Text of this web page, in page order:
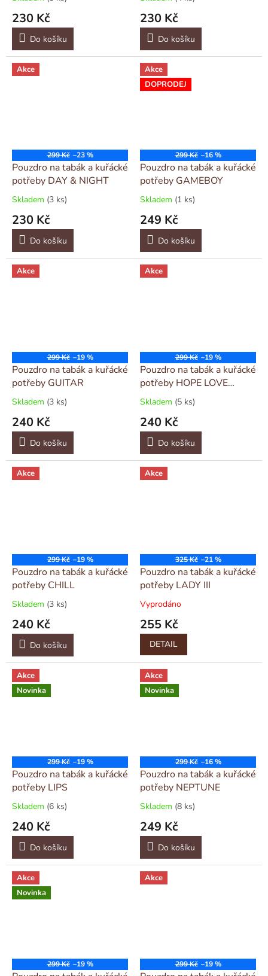
230 Kč
Do košíku
230 Kč
Do košíku
Akce
299 Kč –23 %
Pouzdro na tabák a kuřácké
potřeby DAY & NIGHT
Skladem (3 ks)
230 Kč
Do košíku
Akce
DOPRODEJ
299 Kč –16 %
Pouzdro na tabák a kuřácké
potřeby GAMEBOY
Skladem (1 ks)
249 Kč
Do košíku
Akce
299 Kč –19 %
Pouzdro na tabák a kuřácké
potřeby GUITAR
Skladem (3 ks)
240 Kč
Do košíku
Akce
299 Kč –19 %
Pouzdro na tabák a kuřácké
potřeby HOPE LOVE
PEACE
Skladem (5 ks)
240 Kč
Do košíku
Akce
299 Kč –19 %
Pouzdro na tabák a kuřácké
potřeby CHILL
Skladem (3 ks)
240 Kč
Do košíku
Akce
325 Kč –21 %
Pouzdro na tabák a kuřácké
potřeby LADY III
Vyprodáno
255 Kč
DETAIL
Akce
Novinka
299 Kč –19 %
Pouzdro na tabák a kuřácké
potřeby LIPS
Skladem (6 ks)
240 Kč
Do košíku
Akce
Novinka
299 Kč –16 %
Pouzdro na tabák a kuřácké
potřeby NEPTUNE
Skladem (8 ks)
249 Kč
Do košíku
Akce
Novinka
299 Kč –19 %
Akce
299 Kč –19 %